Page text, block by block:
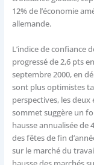
12% de l’économie
allemande.
L’indice de confiance
progressé de 2,6 pts
septembre 2000, en
sont plus optimistes
perspectives, les
sommet suggère un
hausse annualisée de
des fêtes de fin
sur le marché du